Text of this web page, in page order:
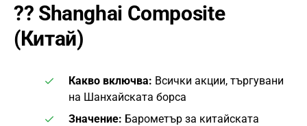
?? Shanghai Composite
(Китай)
Какво включва: Всички акции, търгувани
на Шанхайската борса
Значение: Барометър за китайската